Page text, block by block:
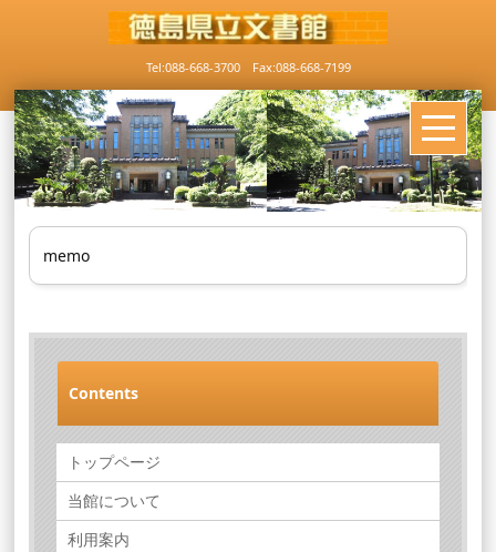
Tel:088-668-3700 Fax:088-668-7199
memo
Contents
トップページ
当館について
利用案内